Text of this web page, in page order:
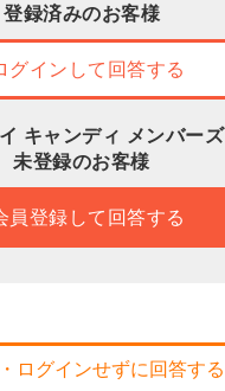
登録済みのお客様
グインして回答する
キャンディ メンバーズ
未登録のお客様
員登録して回答する
ログインせずに回答する